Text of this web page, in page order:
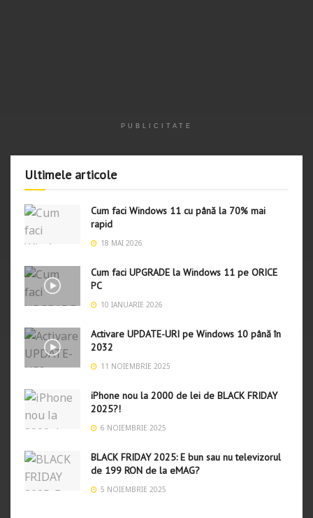
PUBLICITATE
Ultimele articole
Cum faci Windows 11 cu până la 70% mai
rapid
18 MAI 2026
Cum faci UPGRADE la Windows 11 pe ORICE
PC
10 IANUARIE 2026
Activare UPDATE-URI pe Windows 10 până în
2032
11 NOIEMBRIE 2025
iPhone nou la 2000 de lei de BLACK FRIDAY
2025?!
6 NOIEMBRIE 2025
BLACK FRIDAY 2025: E bun sau nu televizorul
de 199 RON de la eMAG?
5 NOIEMBRIE 2025